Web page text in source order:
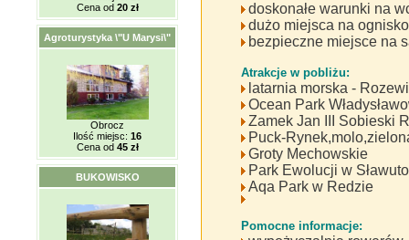
Cena od 20 zł
Agroturystyka \"U Marysi\"
Obrocz
Ilość miejsc: 16
Cena od 45 zł
BUKOWISKO
doskonałe warunki na
dużo miejsca na
bezpieczne miejsce na
Atrakcje w pobliżu:
latarnia morska -
Ocean Park
Zamek Jan III Sobieski
Puck-
Groty Mechowskie
Park Ewolucji w
Aqa Park w Redzie
Pomocne informacje: